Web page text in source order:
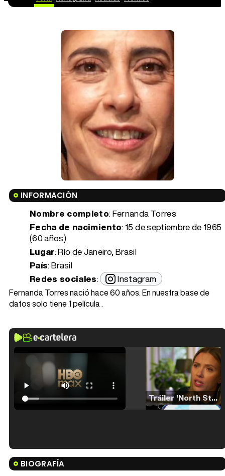
INFORMACIÓN
Nombre completo: Fernanda Torres
Fecha de nacimiento: 15 de septiembre de 1965
(60 años)
Lugar: Río de Janeiro, Brasil
País: Brasil
Redes sociales: Instagram
Fernanda Torres nació hace 60 años. En nuestra base de
datos solo tiene 1 película .
Tráiler 'North Star' (2023)
Tráiler en español de 'La isla olvidada'
BIOGRAFÍA